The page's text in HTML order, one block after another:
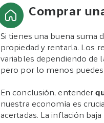
Comprar
Si tienes una buena suma
propiedad y rentarla. Los
variables dependiendo de
pero por lo menos
En conclusión, entender
nuestra economía es
acertadas. La inflación